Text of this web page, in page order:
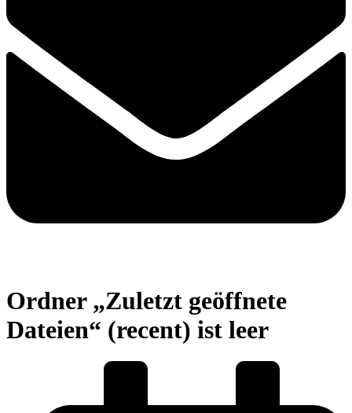
Ordner „Zuletzt geöffnete
Dateien“ (recent) ist leer